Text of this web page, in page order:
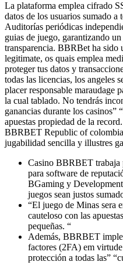
La plataforma emplea cifrado
datos de los usuarios sumado a
Auditorías periódicas
guias de juego, garantizando
transparencia. BBRBet ha sido
legitimate, os quais emplea
proteger tus datos y
todas las licencias, los angeles
placer responsable maraudage
la cual tablado. No tendrás
ganancias durante los casinos”
apuestas propiedad de la
BBRBET Republic of colombia
jugabilidad sencilla y illustres
Casino BBRBET trabaja
para software de
BGaming y
juegos sean justos
“El juego de Minas sera
cauteloso con las
pequeñas. “
Además, BBRBET
factores (2FA) em
protección a todas las”